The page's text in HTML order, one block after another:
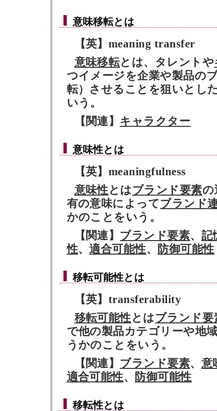
意味移転とは
【英】meaning transfer
意味移転とは、タレントや
つイメージを企業や製品の
転）させることを狙いとし
いう。
【関連】 キャラクター
意味性とは
【英】meaningfulness
意味性 とはブランド要素の
有の意味によってブランド
かのことをいう。
【関連】 ブランド要素、 記
性、適合可能性、 防御可能性
移転可能性とは
【英】transferability
移転可能性 とはブランド要
で他の製品カテゴリーや地
うかのことをいう。
【関連】 ブランド要素、 意
適合可能性、 防御可能性
移転性とは